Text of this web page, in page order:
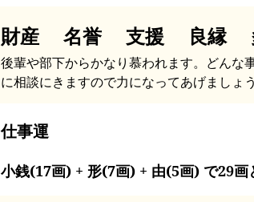
財産 名誉 支援 良縁
後輩や部下からかなり慕われます。どんな
に相談にきますので力になってあげましょう
仕事運
小銭(17画) + 形(7画) + 由(5画) で29画